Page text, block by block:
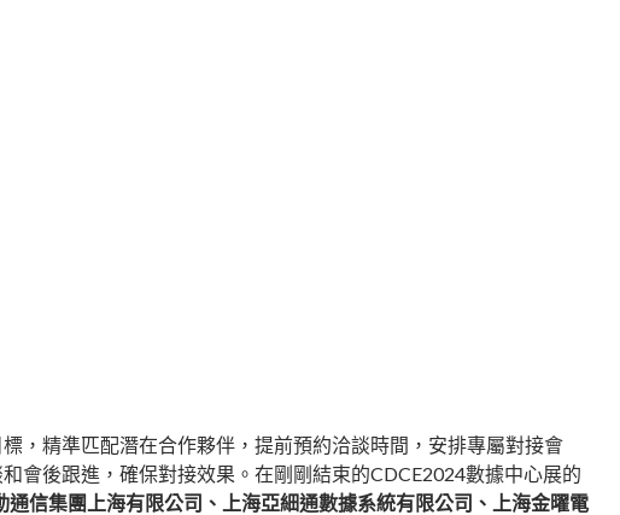
，精準匹配潛在合作夥伴，提前預約洽談時間，安排專屬對接會
會後跟進，確保對接效果。在剛剛結束的CDCE2024數據中心展的
信集團上海有限公司、上海亞細通數據系統有限公司、上海金曜電